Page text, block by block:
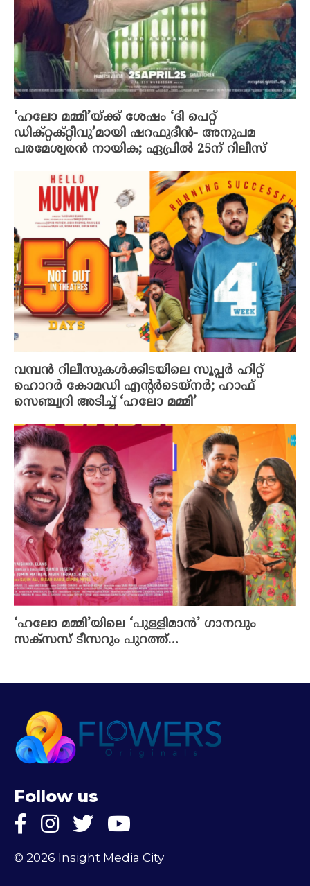
‘ഹലോ മമ്മി’യ്ക്ക് ശേഷം ‘ദി പെറ്റ്
ഡിക്റ്റക്റ്റീവു’മായി ഷറഫുദീൻ- അനുപമ
പരമേശ്വരൻ നായിക; ഏപ്രിൽ 25ന് റിലീസ്
വമ്പൻ റിലീസുകൾക്കിടയിലെ സൂപ്പർ ഹിറ്റ്
ഹൊറർ കോമഡി എന്റർടെയ്നർ; ഹാഫ്
സെഞ്ച്വറി അടിച്ച് ‘ഹലോ മമ്മി’
‘ഹലോ മമ്മി’യിലെ ‘പുള്ളിമാൻ’ ​ഗാനവും
സക്സസ് ടീസറും പുറത്ത്…
Follow us
© 2026 Insight Media City